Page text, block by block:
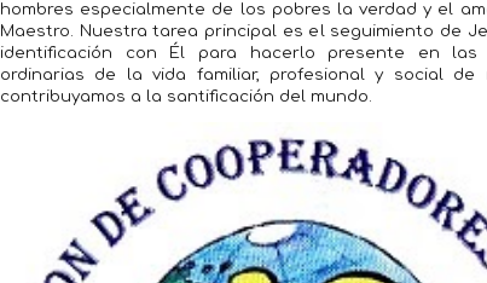
hombres especialmente de los pobres la verdad y el
Maestro. Nuestra tarea principal es el seguimiento de
identificación con Él para hacerlo presente en las
ordinarias de la vida familiar, profesional y social de
contribuyamos a la santificación del mundo.